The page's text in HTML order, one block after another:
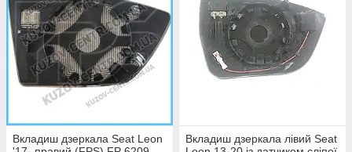
Вкладиш дзеркала Seat Leon
Вкладиш дзеркала лівий Seat